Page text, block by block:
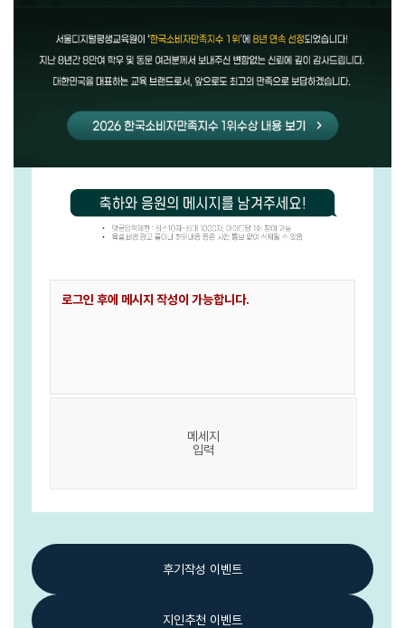
메세지
입력
후기작성 이벤트
지인추천 이벤트